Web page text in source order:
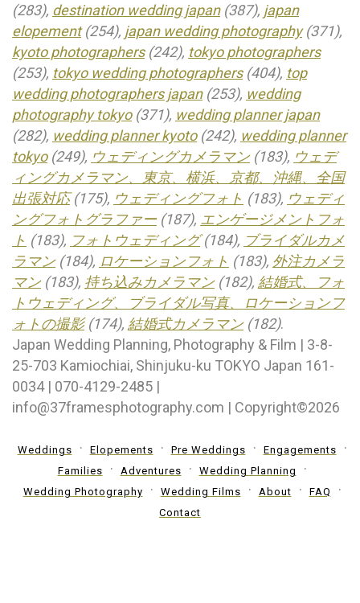
(283), destination wedding japan(387), japan
elopement(254), japan wedding photography(371),
kyoto photographers(242), tokyo photographers
(253), tokyo wedding photographers(404), top
wedding photographers japan(253), wedding
photography tokyo(371), wedding planner japan
(282), wedding planner kyoto(242), wedding planner
tokyo(249), ウェディングカメラマン(183), ウェデ
ィングカメラマン、東京、横浜、京都、沖縄、全国
出張対応(175), ウェディングフォト (183), ウェディ
ングフォトグラファー(187), エンゲージメントフォ
ト (183), フォトウェディング(184), ブライダルカメ
ラマン(184), ロケーションフォト (183), 外注カメラ
マン(183), 持ち込みカメラマン(182), 結婚式、フォ
トウェディング、ブライダル写真、ロケーションフ
ォトの撮影(174), 結婚式カメラマン(182).
Japan Wedding Planning, Photography & Film | 3-8-
25-703 Kamiochiai, Shinjuku-ku TOKYO Japan 161-
0034 | 070-4129-2485 |
info@37framesphotography.com | Copyright©2026
Weddings Elopements Pre Weddings
Engagements
Families
Adventures
Wedding Planning
Wedding Photography
Wedding Films About
FAQ
Contact